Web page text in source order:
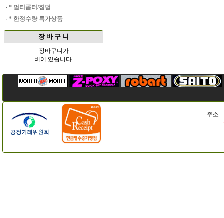
· * 멀티콥터/짐벌
· * 한정수량 특가상품
장 바 구 니
장바구니가
비어 있습니다.
주소